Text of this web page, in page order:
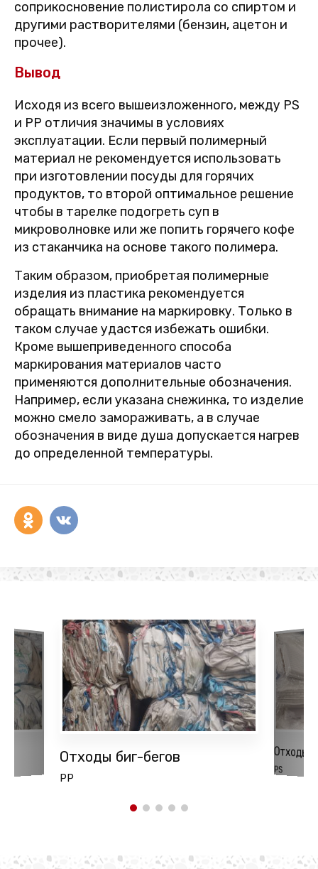
соприкосновение полистирола со спиртом и
другими растворителями (бензин, ацетон и
прочее).
Вывод
Исходя из всего вышеизложенного, между PS
и PP отличия значимы в условиях
эксплуатации. Если первый полимерный
материал не рекомендуется использовать
при изготовлении посуды для горячих
продуктов, то второй оптимальное решение
чтобы в тарелке подогреть суп в
микроволновке или же попить горячего кофе
из стаканчика на основе такого полимера.
Таким образом, приобретая полимерные
изделия из пластика рекомендуется
обращать внимание на маркировку. Только в
таком случае удастся избежать ошибки.
Кроме вышеприведенного способа
маркирования материалов часто
применяются дополнительные обозначения.
Например, если указана снежинка, то изделие
можно смело замораживать, а в случае
обозначения в виде душа допускается нагрев
до определенной температуры.
Отходы биг-бегов
PP
Отходы
РS